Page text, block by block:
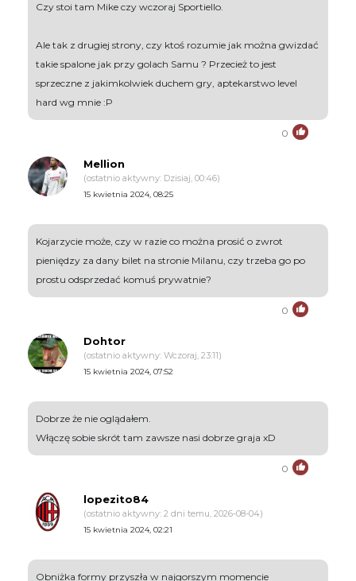
Czy stoi tam Mike czy wczoraj Sportiello.
Ale tak z drugiej strony, czy ktoś rozumie jak można gwizdać
takie spalone jak przy golach Samu ? Przecież to jest
sprzeczne z jakimkolwiek duchem gry, aptekarstwo level
hard wg mnie :P
0
Mellion
(ostatnio aktywny: Dzisiaj, 00:46)
15 kwietnia 2024, 08:25
Kojarzycie może, czy w razie co można prosić o zwrot
pieniędzy za dany bilet na stronie Milanu, czy trzeba go po
prostu odsprzedać komuś prywatnie?
0
Dohtor
(ostatnio aktywny: Wczoraj, 23:11)
15 kwietnia 2024, 07:52
Dobrze że nie oglądałem.
Włączę sobie skrót tam zawsze nasi dobrze graja xD
0
lopezito84
(ostatnio aktywny: 2 dni temu, 2026-08-04)
15 kwietnia 2024, 02:21
Obniżka formy przyszła w najgorszym momencie